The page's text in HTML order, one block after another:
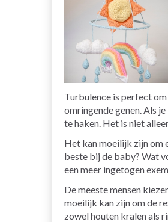
Turbulence is perfect
omringende genen. Als
te haken. Het is niet
Het kan moeilijk zijn om
beste bij de baby? Wat
een meer ingetogen
De meeste mensen
moeilijk kan zijn om de
zowel houten kralen als